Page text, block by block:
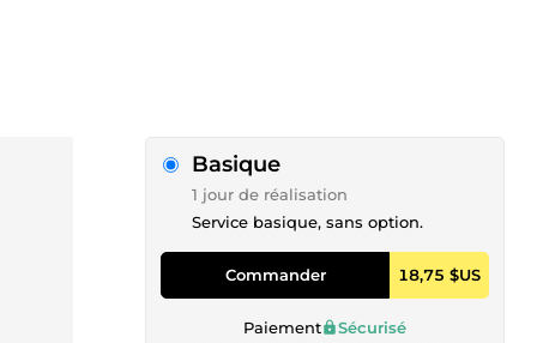
Basique
1 jour de réalisation
Service basique, sans option.
Commander 18,75 $US
Paiement Sécurisé